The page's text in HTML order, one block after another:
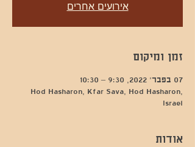
אירועים אחרים
זמן ומיקום
07 בפבר׳ 2022, 9:30 – 10:30
Hod Hasharon, Kfar Sava, Hod Hasharon,
Israel
אודות